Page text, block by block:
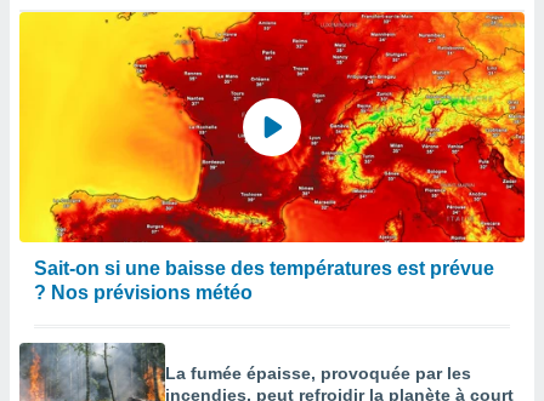
Sait-on si une baisse des températures est prévue
? Nos prévisions météo
La fumée épaisse, provoquée par les
incendies, peut refroidir la planète à court